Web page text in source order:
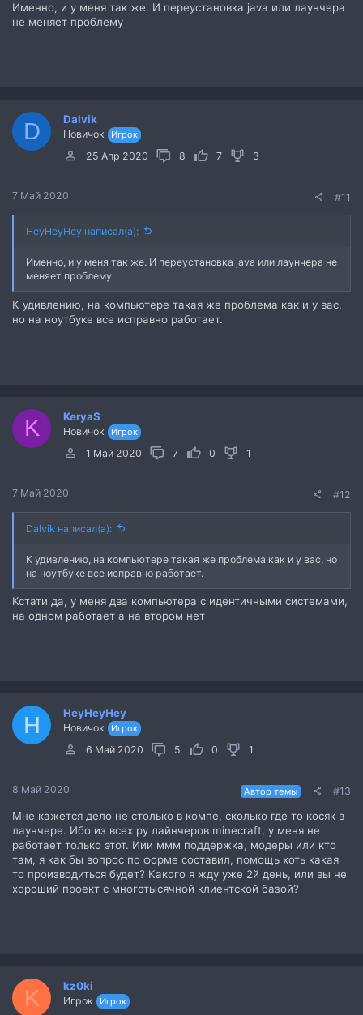
Именно, и у меня так же. И переустановка java или лаунчера
не меняет проблему
D Dalvik
Новичок Игрок
25 Апр 2020 8 7 3
7 Май 2020 #11
HeyHeyHey написал(а):
Именно, и у меня так же. И переустановка java или лаунчера не
меняет проблему
К удивлению, на компьютере такая же проблема как и у вас,
но на ноутбуке все исправно работает.
K KeryaS
Новичок Игрок
1 Май 2020 7 0 1
7 Май 2020 #12
Dalvik написал(а):
К удивлению, на компьютере такая же проблема как и у вас, но
на ноутбуке все исправно работает.
Кстати да, у меня два компьютера с идентичными системами,
на одном работает а на втором нет
H HeyHeyHey
Новичок Игрок
6 Май 2020 5 0 1
8 Май 2020 Автор темы #13
Мне кажется дело не столько в компе, сколько где то косяк в
лаунчере. Ибо из всех ру лайнчеров minecraft, у меня не
работает только этот. Иии ммм поддержка, модеры или кто
там, я как бы вопрос по форме составил, помощь хоть какая
то производиться будет? Какого я жду уже 2й день, или вы не
хороший проект с многотысячной клиентской базой?
K kz0ki
Игрок Игрок